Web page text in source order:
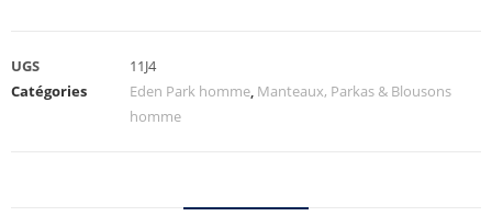
UGS
11J4
Catégories
Eden Park homme, Manteaux, Parkas & Blousons
homme